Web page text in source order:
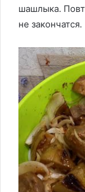
шашлыка.
не закончатся.